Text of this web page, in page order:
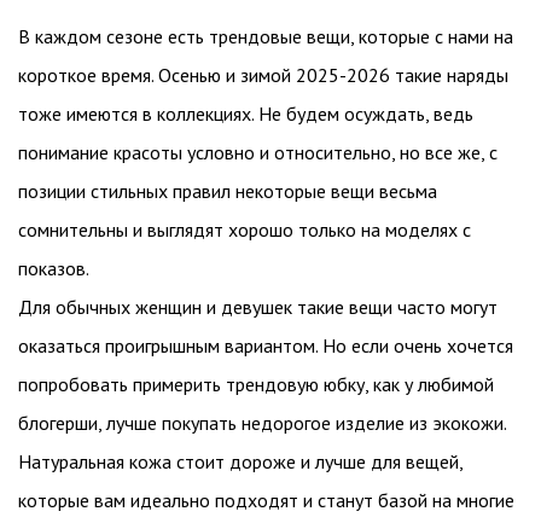
В каждом сезоне есть трендовые вещи, которые с нами на
короткое время. Осенью и зимой 2025-2026 такие наряды
тоже имеются в коллекциях. Не будем осуждать, ведь
понимание красоты условно и относительно, но все же, с
позиции стильных правил некоторые вещи весьма
сомнительны и выглядят хорошо только на моделях с
показов.
Для обычных женщин и девушек такие вещи часто могут
оказаться проигрышным вариантом. Но если очень хочется
попробовать примерить трендовую юбку, как у любимой
блогерши, лучше покупать недорогое изделие из экокожи.
Натуральная кожа стоит дороже и лучше для вещей,
которые вам идеально подходят и станут базой на многие